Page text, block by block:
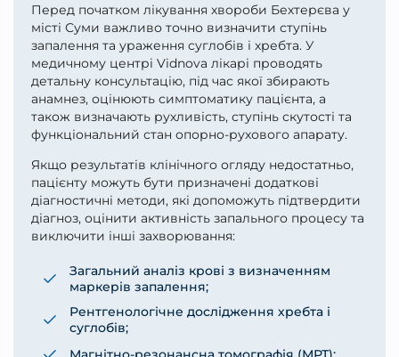
Перед початком лікування хвороби Бехтерєва у
місті Суми важливо точно визначити ступінь
запалення та ураження суглобів і хребта. У
медичному центрі Vidnova лікарі проводять
детальну консультацію, під час якої збирають
анамнез, оцінюють симптоматику пацієнта, а
також визначають рухливість, ступінь скутості та
функціональний стан опорно-рухового апарату.
Якщо результатів клінічного огляду недостатньо,
пацієнту можуть бути призначені додаткові
діагностичні методи, які допоможуть підтвердити
діагноз, оцінити активність запального процесу та
виключити інші захворювання:
Загальний аналіз крові з визначенням
маркерів запалення;
Рентгенологічне дослідження хребта і
суглобів;